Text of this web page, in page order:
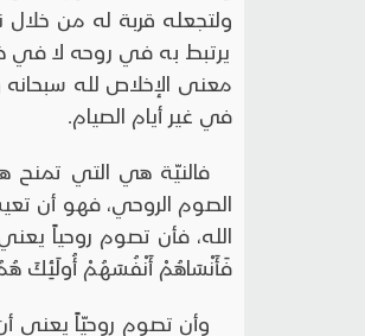
ولتجعله قربة له من
يرتبط به في روحه لا في
معنى الإخلاص لله
في غير أيام الصيام.
فالنيّة هي التي تمنح
الصوم الروحي، فهو أن
الله، فأن تصوم روحياً
فَأَنْسَاهُمْ أَنْفُسَهُمْ أُولَئِكَ هُمُ
وأن تصوم روحيّاً يعني